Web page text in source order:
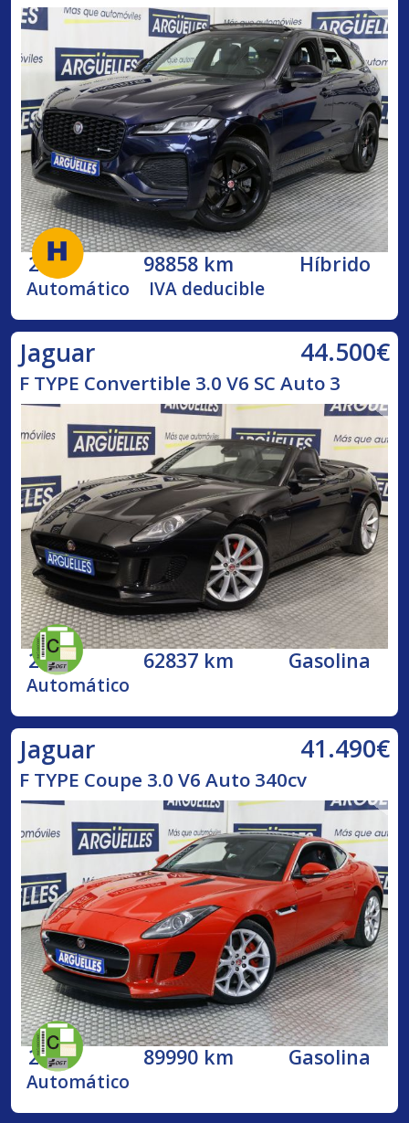
2022 98858 km Híbrido
Automático IVA deducible
Jaguar 44.500€
F TYPE Convertible 3.0 V6 SC Auto 3
2015 62837 km Gasolina
Automático
Jaguar 41.490€
F TYPE Coupe 3.0 V6 Auto 340cv
2017 89990 km Gasolina
Automático